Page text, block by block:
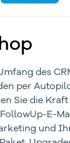
des
per
Sie die
E-
und